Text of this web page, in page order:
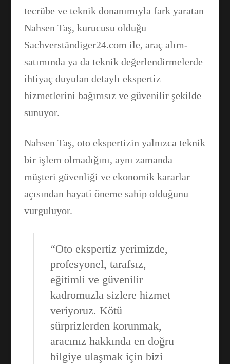
tecrübe ve teknik donanımıyla fark yaratan
Nahsen Taş, kurucusu olduğu
Sachverständiger24.com ile, araç alım-
satımında ya da teknik değerlendirmelerde
ihtiyaç duyulan detaylı ekspertiz
hizmetlerini bağımsız ve güvenilir şekilde
sunuyor.
Nahsen Taş, oto ekspertizin yalnızca teknik
bir işlem olmadığını, aynı zamanda
müşteri güvenliği ve ekonomik kararlar
açısından hayati öneme sahip olduğunu
vurguluyor.
“Oto ekspertiz yerimizde,
profesyonel, tarafsız,
eğitimli ve güvenilir
kadromuzla sizlere hizmet
veriyoruz. Kötü
sürprizlerden korunmak,
aracınız hakkında en doğru
bilgiye ulaşmak için bizi